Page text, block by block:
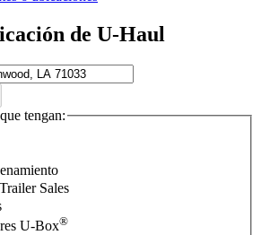
de U-Haul
tengan:
Sales
U-Box®